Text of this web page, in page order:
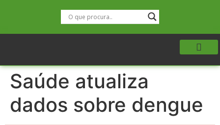
Saúde atualiza
dados sobre dengue